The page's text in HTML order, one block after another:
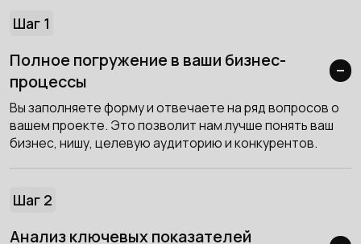
Шаг 1
Полное погружение в ваши бизнес-
процессы
Вы заполняете форму и отвечаете на ряд вопросов о
вашем проекте. Это позволит нам лучше понять ваш
бизнес, нишу, целевую аудиторию и конкурентов.
Шаг 2
Анализ ключевых показателей